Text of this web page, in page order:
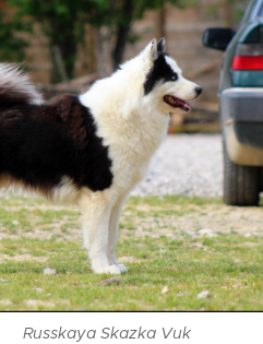
Russkaya Skazka Vuk